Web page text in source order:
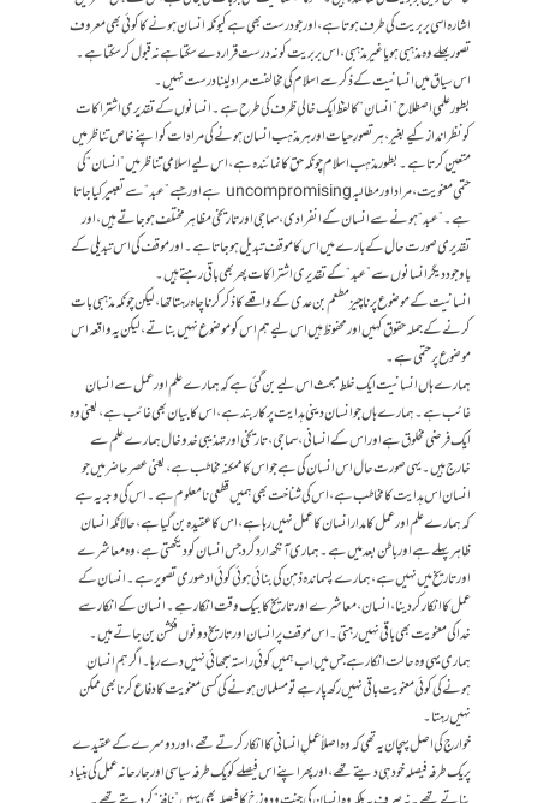
اشارہ اسی بربریت کی طرف ہوتا ہے، اور جو درست بھی ہے کیونکہ انسان ہونے کا کوئی بھی معروف
تصور بھلے وہ مذہبی ہو یا غیر مذہبی، اس بربریت کو نہ درست قرار دے سکتا ہے نہ قبول کر سکتا ہے۔
اس سیاق میں انسانیت کے ذکر سے اسلام کی مخالفت مراد لینا درست نہیں۔
بطور علمی اصطلاح ”انسان“ کا لفظ ایک خالی ظرف کی طرح ہے۔ انسانوں کے تقدیری اشتراکات
کو نظر انداز کیے بغیر، ہر تصورِ حیات اور ہر مذہب انسان ہونے کی مرادات کو اپنے خاص تناظر میں
متعین کرتا ہے۔ بطور مذہب اسلام چونکہ حق کا نمائندہ ہے، اس لیے اسلامی تناظر میں ”انسان“ کی
حتمی معنویت، مراد اور مطالبہ uncompromising ہے اور جسے ”عبد“ سے تعبیر کیا جاتا
ہے۔ ”عبد“ ہونے سے انسان کے انفرادی، سماجی اور تاریخی مظاہر مختلف ہو جاتے ہیں، اور
تقدیری صورت حال کے بارے میں اس کا موقف تبدیل ہو جاتا ہے۔ اور موقف کی اس تبدیلی کے
باوجود دیگر انسانوں سے ”عبد“ کے تقدیری اشتراکات پھر بھی باقی رہتے ہیں۔
انسانیت کے موضوع پر ناچیز مطعم بن عدی کے واقعے کا ذکر کرنا چاہ رہتا تھا، لیکن چونکہ مذہبی بات
کرنے کے جملہ حقوق کہیں اور محفوظ ہیں اس لیے ہم اس کو موضوع نہیں بناتے، لیکن یہ واقعہ اس
موضوع پر حتمی ہے۔
ہمارے ہاں انسانیت ایک خلط مبحث اس لیے بن گئی ہے کہ ہمارے علم اور عمل سے انسان
غائب ہے۔ ہمارے ہاں جو انسان دینی ہدایت پر کاربند ہے، اس کا بیان بھی غائب ہے، یعنی وہ
ایک فرضی مخلوق ہے اور اس کے انسانی، سماجی، تاریخی اور تہذیبی خدوخال ہمارے علم سے
خارج ہیں۔ یہی صورت حال اس انسان کی ہے جو اس کا ممکنہ مخاطب ہے، یعنی عصر حاضر میں جو
انسان اس ہدایت کا مخاطب ہے، اس کی شناخت بھی ہمیں قطعی نامعلوم ہے۔ اس کی وجہ یہ ہے
کہ ہمارے علم اور عمل کا مدار انسان کا عمل نہیں رہا ہے، اس کا عقیدہ بن گیا ہے، حالانکہ انسان
ظاہر پہلے ہے اور باطن بعد میں ہے۔ ہماری آنکھ ارد گرد جس انسان کو دیکھتی ہے، وہ معاشرے
اور تاریخ میں نہیں ہے، ہمارے پسماندہ ذہن کی بنائی ہوئی کوئی ادھوری تصویر ہے۔ انسان کے
عمل کا انکار کر دینا، انسان، معاشرے اور تاریخ کا بیک وقت انکار ہے۔ انسان کے انکار سے
خدا کی معنویت بھی باقی نہیں رہتی۔ اس موقف پر انسان اور تاریخ دونوں فکشن بن جاتے ہیں۔
ہماری یہی وہ حالت انکار ہے جس میں اب ہمیں کوئی راستہ سجھائی نہیں دے رہا۔ اگر ہم انسان
ہونے کی کوئی معنویت باقی نہیں رکھ پا رہے تو مسلمان ہونے کی کسی معنویت کا دفاع کرنا بھی ممکن
نہیں رہتا۔
خوارج کی اصل پہچان یہ تھی کہ وہ اصلاً عملِ انسانی کا انکار کرتے تھے، اور دوسرے کے عقیدے
پر یک طرفہ فیصلہ خود ہی دیتے تھے، اور پھر اپنے اس فیصلے کو یک طرفہ سیاسی اور جارحانہ عمل کی بنیاد